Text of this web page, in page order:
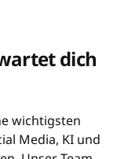
dich
wichtigsten
Media, KI und